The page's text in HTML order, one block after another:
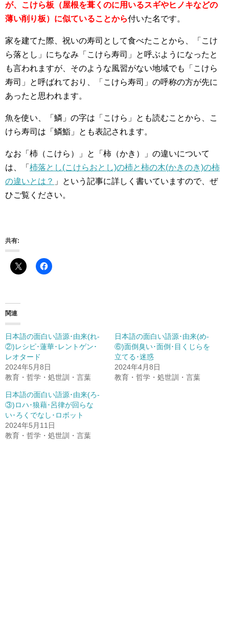
が、こけら板（屋根を葺くのに用いるスギやヒノキなどの
薄い削り板）に似ていることから付いた名です。
家を建てた際、祝いの寿司として食べたことから、「こけ
ら落とし」にちなみ「こけら寿司」と呼ぶようになったと
も言われますが、そのような風習がない地域でも「こけら
寿司」と呼ばれており、「こけら寿司」の呼称の方が先に
あったと思われます。
魚を使い、「鱗」の字は「こけら」とも読むことから、こ
けら寿司は「鱗鮨」とも表記されます。
なお「杮（こけら）」と「柿（かき）」の違いについて
は、「 杮落とし(こけらおとし)の杮と柿の木(かきのき)の柿
の違いとは？ 」という記事に詳しく書いていますので、ぜ
ひご覧ください。
共有:
関連
日本語の面白い語源･由来(れ-
②)レシピ･蓮華･レントゲン･
レオタード
2024年5月8日
教育・哲学・処世訓・言葉
日本語の面白い語源･由来(め-
⑥)面倒臭い･面倒･目くじらを
立てる･迷惑
2024年4月8日
教育・哲学・処世訓・言葉
日本語の面白い語源･由来(ろ-
③)ロハ･狼藉･呂律が回らな
い･ろくでなし･ロボット
2024年5月11日
教育・哲学・処世訓・言葉